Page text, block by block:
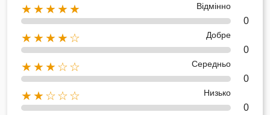
★★★★★ Відмінно
0
★★★★☆ Добре
0
★★★☆☆ Середньо
0
★★☆☆☆ Низько
0